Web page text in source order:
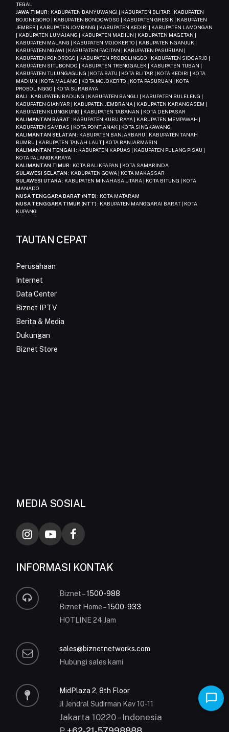
TEGAL
JAWA TIMUR : KABUPATEN BANYUWANGI | KABUPATEN BLITAR | KABUPATEN
BOJONEGORO | KABUPATEN BONDOWOSO | KABUPATEN GRESIK | KABUPATEN
JEMBER | KABUPATEN JOMBANG | KABUPATEN KEDIRI | KABUPATEN LAMONGAN
| KABUPATEN LUMAJANG | KABUPATEN MADIUN | KABUPATEN MAGETAN |
KABUPATEN MALANG | KABUPATEN MOJOKERTO | KABUPATEN NGANJUK |
KABUPATEN NGAWI | KABUPATEN PACITAN | KABUPATEN PASURUAN |
KABUPATEN PONOROGO | KABUPATEN PROBOLINGGO | KABUPATEN SIDOARJO |
KABUPATEN SITUBONDO | KABUPATEN TRENGGALEK | KABUPATEN TUBAN |
KABUPATEN TULUNGAGUNG | KOTA BATU | KOTA BLITAR | KOTA KEDIRI | KOTA
MADIUN | KOTA MALANG | KOTA MOJOKERTO | KOTA PASURUAN | KOTA
PROBOLINGGO | KOTA SURABAYA
BALI : KABUPATEN BADUNG | KABUPATEN BANGLI | KABUPATEN BULELENG |
KABUPATEN GIANYAR | KABUPATEN JEMBRANA | KABUPATEN KARANGASEM |
KABUPATEN KLUNGKUNG | KABUPATEN TABANAN | KOTA DENPASAR
KALIMANTAN BARAT : KABUPATEN KUBU RAYA | KABUPATEN MEMPAWAH |
KABUPATEN SAMBAS | KOTA PONTIANAK | KOTA SINGKAWANG
KALIMANTAN SELATAN : KABUPATEN BANJARBARU | KABUPATEN TANAH
BUMBU | KABUPATEN TANAH LAUT | KOTA BANJARMASIN
KALIMANTAN TENGAH : KABUPATEN KAPUAS | KABUPATEN PULANG PISAU |
KOTA PALANGKARAYA
KALIMANTAN TIMUR : KOTA BALIKPAPAN | KOTA SAMARINDA
SULAWESI SELATAN : KABUPATEN GOWA | KOTA MAKASSAR
SULAWESI UTARA: KABUPATEN MINAHASA UTARA | KOTA BITUNG | KOTA
MANADO
NUSA TENGGARA BARAT (NTB) : KOTA MATARAM
NUSA TENGGARA TIMUR (NTT) : KABUPATEN MANGGARAI BARAT | KOTA
KUPANG
TAUTAN CEPAT
Perusahaan
Internet
Data Center
Biznet IPTV
Berita & Media
Dukungan
Biznet Store
MEDIA SOSIAL
INFORMASI KONTAK
Biznet –1500-988
Biznet Home –1500-933
HOTLINE 24 Jam
sales@biznetnetworks.com
Hubungi sales kami
MidPlaza 2, 8th Floor
Jl Jendral Sudirman Kav 10-11
Jakarta 10220 – Indonesia